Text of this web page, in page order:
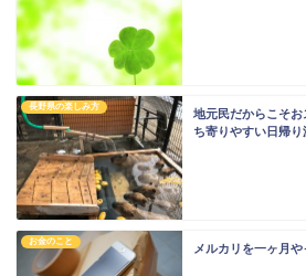
長野県の楽しみ方
地元民だからこそ
ち寄りやすい日帰り
お金のこと
メルカリを一ヶ月や